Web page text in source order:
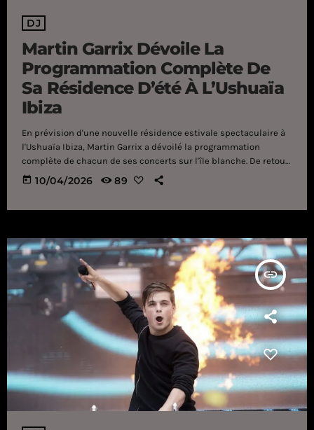
DJ
Martin Garrix Dévoile La
Programmation Complète De
Sa Résidence D’été À L’Ushuaïa
Ibiza
En prévision d'une nouvelle résidence estivale spectaculaire à
l'Ushuaïa Ibiza, Martin Garrix a dévoilé la programmation
complète de chacun de ses concerts sur l'île blanche. De retour
pour sa onzième saison à Ibiza, le DJ néerlandais Martin
Garrix a dévoilé la programmation complète de sa résidence
today 10/04/2026 89
insert_link